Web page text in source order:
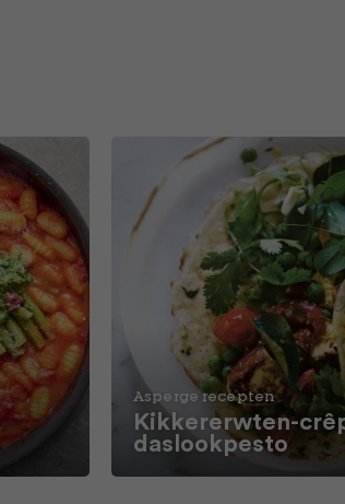
Asperge recepten
Kikkererwten-
daslookpesto